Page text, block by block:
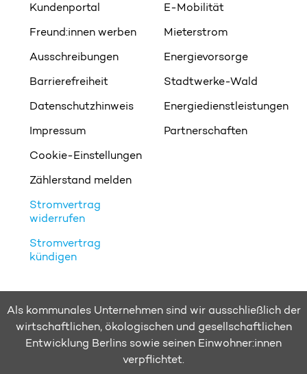
Kundenportal
Freund:innen werben
Ausschreibungen
Barrierefreiheit
Datenschutzhinweis
Impressum
Cookie-Einstellungen
Zählerstand melden
Stromvertrag
widerrufen
Stromvertrag
kündigen
E-Mobilität
Mieterstrom
Energievorsorge
Stadtwerke-Wald
Energiedienstleistungen
Partnerschaften
Als kommunales Unternehmen sind wir ausschließlich der
wirtschaftlichen, ökologischen und gesellschaftlichen
Entwicklung Berlins sowie seinen Einwohner:innen
verpflichtet.